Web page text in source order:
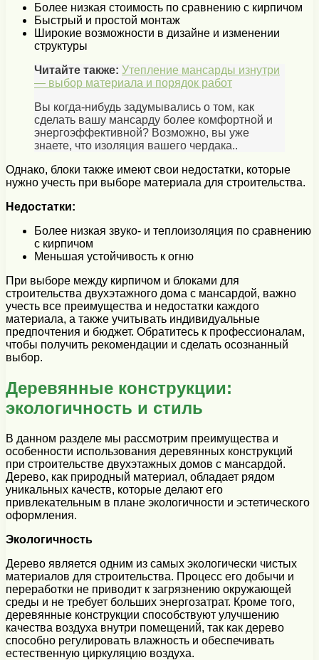
Более низкая стоимость по сравнению с кирпичом
Быстрый и простой монтаж
Широкие возможности в дизайне и изменении
структуры
Читайте также: Утепление мансарды изнутри
— выбор материала и порядок работ
Вы когда-нибудь задумывались о том, как
сделать вашу мансарду более комфортной и
энергоэффективной? Возможно, вы уже
знаете, что изоляция вашего чердака..
Однако, блоки также имеют свои недостатки, которые
нужно учесть при выборе материала для строительства.
Недостатки:
Более низкая звуко- и теплоизоляция по сравнению
с кирпичом
Меньшая устойчивость к огню
При выборе между кирпичом и блоками для
строительства двухэтажного дома с мансардой, важно
учесть все преимущества и недостатки каждого
материала, а также учитывать индивидуальные
предпочтения и бюджет. Обратитесь к профессионалам,
чтобы получить рекомендации и сделать осознанный
выбор.
Деревянные конструкции:
экологичность и стиль
В данном разделе мы рассмотрим преимущества и
особенности использования деревянных конструкций
при строительстве двухэтажных домов с мансардой.
Дерево, как природный материал, обладает рядом
уникальных качеств, которые делают его
привлекательным в плане экологичности и эстетического
оформления.
Экологичность
Дерево является одним из самых экологически чистых
материалов для строительства. Процесс его добычи и
переработки не приводит к загрязнению окружающей
среды и не требует больших энергозатрат. Кроме того,
деревянные конструкции способствуют улучшению
качества воздуха внутри помещений, так как дерево
способно регулировать влажность и обеспечивать
естественную циркуляцию воздуха.